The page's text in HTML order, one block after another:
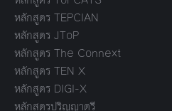
หลักสูตร TEPCIAN
หลักสูตร JToP
หลักสูตร The Connext
หลักสูตร TEN X
หลักสูตร DIGI-X
หลักสูตรปริญญาตรี